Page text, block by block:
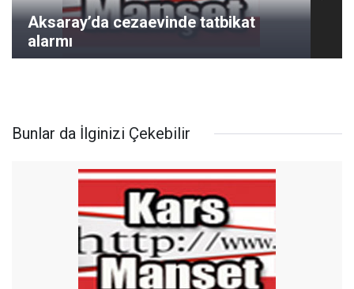
Aksaray’da cezaevinde tatbikat
alarmı
Bunlar da İlginizi Çekebilir